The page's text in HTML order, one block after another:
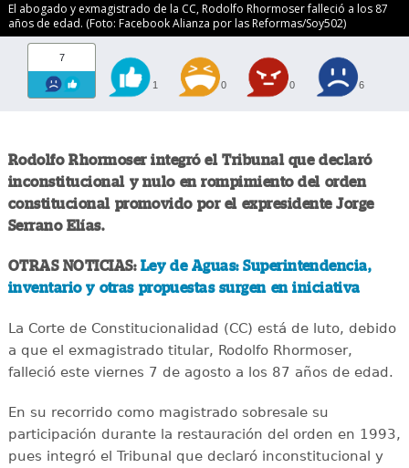
El abogado y exmagistrado de la CC, Rodolfo Rhormoser falleció a los 87
años de edad. (Foto: Facebook Alianza por las Reformas/Soy502)
7
1 0 0 6
Rodolfo Rhormoser integró el Tribunal que declaró
inconstitucional y nulo en rompimiento del orden
constitucional promovido por el expresidente Jorge
Serrano Elías.
OTRAS NOTICIAS: Ley de Aguas: Superintendencia,
inventario y otras propuestas surgen en iniciativa
La Corte de Constitucionalidad (CC) está de luto, debido
a que el exmagistrado titular, Rodolfo Rhormoser,
falleció este viernes 7 de agosto a los 87 años de edad.
En su recorrido como magistrado sobresale su
participación durante la restauración del orden en 1993,
pues integró el Tribunal que declaró inconstitucional y